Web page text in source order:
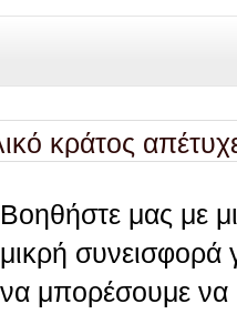
απέτυχε
Βοηθήστε μας με
μικρή συνεισφορά
να μπορέσουμε να